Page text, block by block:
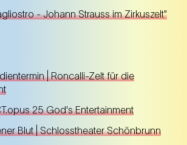
- Johann Strauss im Zirkuszelt"
| Roncalli-Zelt für die
25 God's Entertainment
Blut | Schlosstheater Schönbrunn